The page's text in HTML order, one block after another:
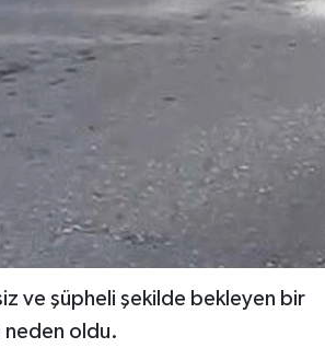
ve şüpheli şekilde bekleyen bir
neden oldu.